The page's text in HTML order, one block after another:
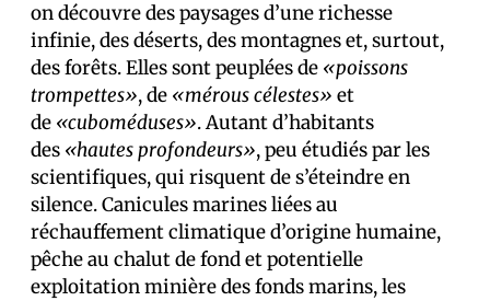
on découvre des paysages d’une richesse
infinie, des déserts, des montagnes et, surtout,
des forêts. Elles sont peuplées de «poissons
trompettes», de «mérous célestes» et
de «cuboméduses». Autant d’habitants
des «hautes profondeurs», peu étudiés par les
scientifiques, qui risquent de s’éteindre en
silence. Canicules marines liées au
réchauffement climatique d’origine humaine,
pêche au chalut de fond et potentielle
exploitation minière des fonds marins, les